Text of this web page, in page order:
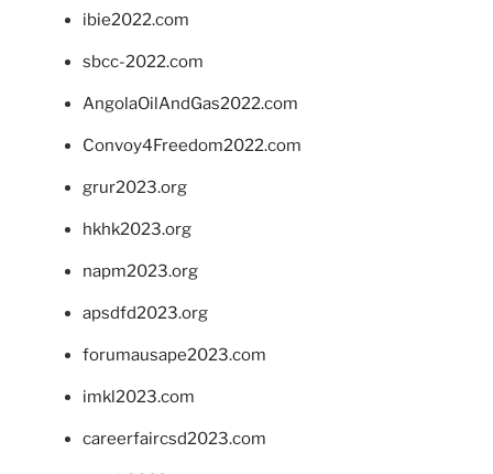
ibie2022.com
sbcc-2022.com
AngolaOilAndGas2022.com
Convoy4Freedom2022.com
grur2023.org
hkhk2023.org
napm2023.org
apsdfd2023.org
forumausape2023.com
imkl2023.com
careerfaircsd2023.com